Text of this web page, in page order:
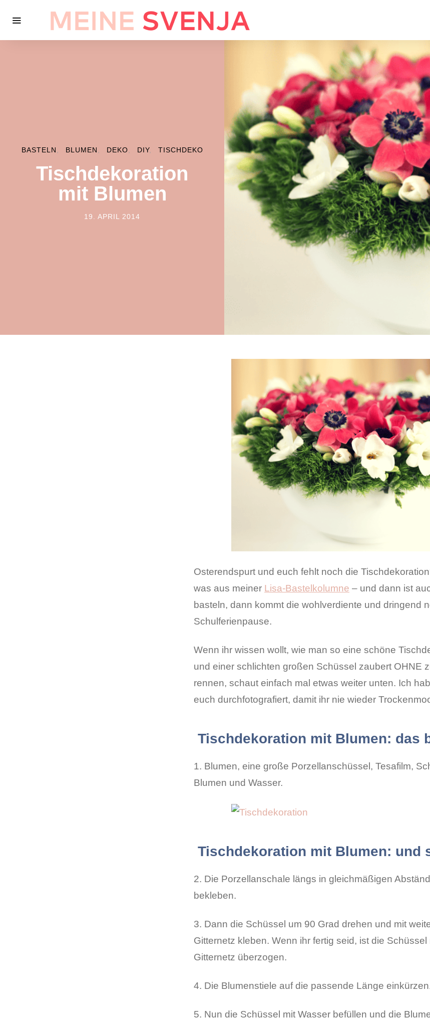
BASTELN BLUMEN DEKO DIY TISCHDEKO
Tischdekoration
mit Blumen
POSTED ON
19. APRIL 2014
Osterendspurt und euch fehlt noch die
was aus meiner Lisa-Bastelkolumne – und dann ist
basteln, dann kommt die wohlverdiente und dringend
Schulferienpause.
Wenn ihr wissen wollt, wie man so eine schöne
und einer schlichten großen Schüssel zaubert OHNE
rennen, schaut einfach mal etwas weiter unten. Ich
euch durchfotografiert, damit ihr nie wieder
Tischdekoration mit Blumen: das
1. Blumen, eine große Porzellanschüssel, Tesafilm,
Blumen und Wasser.
Tischdekoration mit Blumen: und
2. Die Porzellanschale längs in gleichmäßigen
bekleben.
3. Dann die Schüssel um 90 Grad drehen und mit
Gitternetz kleben. Wenn ihr fertig seid, ist die
Gitternetz überzogen.
4. Die Blumenstiele auf die passende Länge
5. Nun die Schüssel mit Wasser befüllen und die